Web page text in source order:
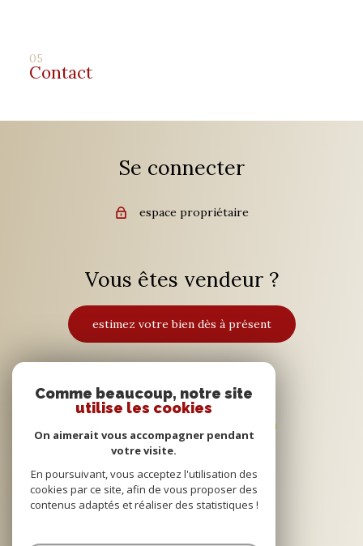
05
Contact
Se connecter
espace propriétaire
Vous êtes vendeur ?
estimez votre bien dès à présent
Adhérents
Comme beaucoup, notre site
utilise les cookies
On aimerait vous accompagner pendant
votre visite.
En poursuivant, vous acceptez l'utilisation des
cookies par ce site, afin de vous proposer des
contenus adaptés et réaliser des statistiques !